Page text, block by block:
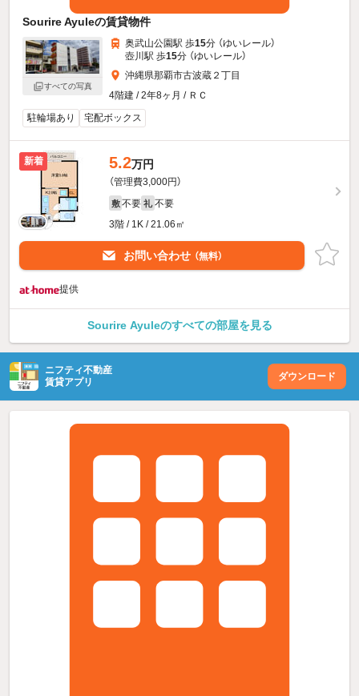
Sourire Ayuleの賃貸物件
すべての写真
奥武山公園駅 歩15分 （ゆいレール）
壺川駅 歩15分 （ゆいレール）
沖縄県那覇市古波蔵２丁目
4階建 / 2年8ヶ月 / ＲＣ
駐輪場あり
宅配ボックス
新着 5.2万円
（管理費3,000円）
敷 不要 礼 不要
3階 / 1K / 21.06㎡
お問い合わせ （無料）
提供
Sourire Ayuleのすべての部屋を見る
ニフティ不動産
賃貸アプリ
ダウンロード